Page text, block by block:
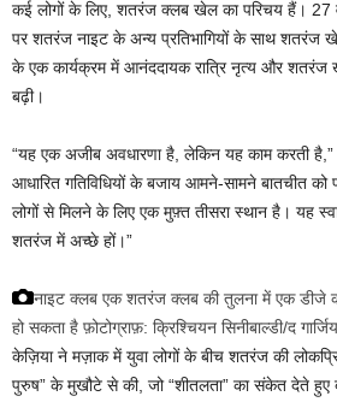
कई लोगों के लिए, शतरंज क्लब खेल का परिचय हैं। 27
पर शतरंज नाइट के अन्य प्रतिभागियों के साथ शतरंज
के एक कार्यक्रम में आनंददायक रात्रि नृत्य और
बढ़ी।
“यह एक अजीब अवधारणा है, लेकिन यह काम करती
आधारित गतिविधियों के बजाय आमने-सामने बातचीत को
लोगों से मिलने के लिए एक मुफ़्त तीसरा स्थान है। यह
शतरंज में अच्छे हों।”
नाइट क्लब एक शतरंज क्लब की तुलना में एक डीजे
हो सकता है फ़ोटोग्राफ़: क्रिश्चियन सिनीबाल्डी/द
केज़िया ने मज़ाक में युवा लोगों के बीच शतरंज की
पुरुष” के मुखौटे से की, जो “शीतलता” का संकेत देते हुए